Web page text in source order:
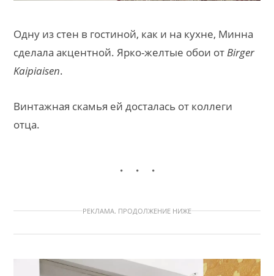
Одну из стен в гостиной, как и на кухне, Минна
сделала акцентной. Ярко-желтые обои от Birger
Kaipiaisen.
Винтажная скамья ей досталась от коллеги
отца.
РЕКЛАМА. ПРОДОЛЖЕНИЕ НИЖЕ